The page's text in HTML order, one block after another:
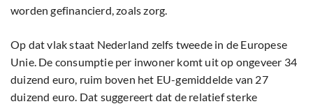
worden gefinancierd, zoals zorg.
Op dat vlak staat Nederland zelfs tweede in de Europese
Unie. De consumptie per inwoner komt uit op ongeveer 34
duizend euro, ruim boven het EU-gemiddelde van 27
duizend euro. Dat suggereert dat de relatief sterke